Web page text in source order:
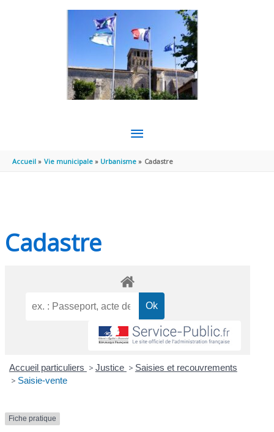
MENU
PRINCIPAL
Accueil Vie municipale Urbanisme Cadastre
Cadastre
Accueil particuliers > Justice > Saisies et recouvrements
> Saisie-vente
Fiche pratique